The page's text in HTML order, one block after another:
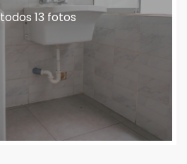
13 fotos